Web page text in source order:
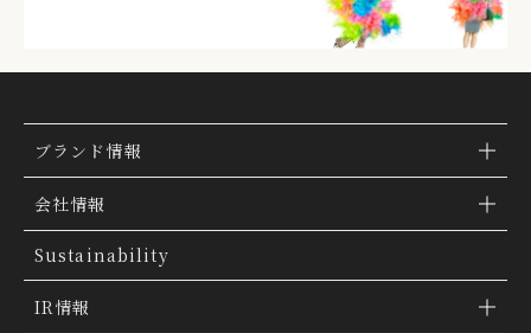
ブランド情報
ブランド検索
ブランドトピックス
「ファッションの力を信じよう」
THE MOVIE
会社情報
TSI トピックス
会社概要
Sustainability
IR情報